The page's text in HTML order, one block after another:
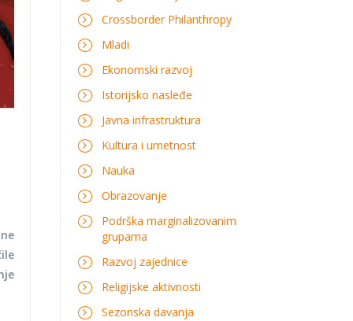
Crossborder Philanthropy
Mladi
Ekonomski razvoj
Istorijsko nasleđe
Javna infrastruktura
Kultura i umetnost
Nauka
Obrazovanje
Podrška marginalizovanim
grupama
Razvoj zajednice
Religijske aktivnosti
Sezonska davanja